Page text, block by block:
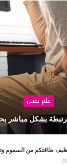
علم نفس